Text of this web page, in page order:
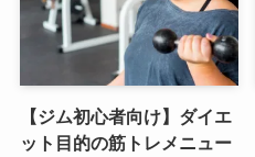
【ジム初心者向け】ダイエ
ット目的の筋トレメニュー